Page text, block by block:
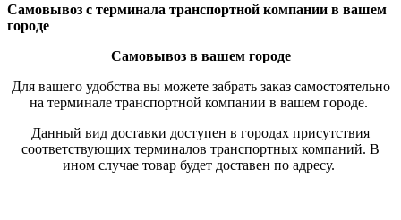
Самовывоз с терминала транспортной компании в вашем
городе
Самовывоз в вашем городе
Для вашего удобства вы можете забрать заказ самостоятельно
на терминале транспортной компании в вашем городе.
Данный вид доставки доступен в городах присутствия
соответствующих терминалов транспортных компаний. В
ином случае товар будет доставен по адресу.